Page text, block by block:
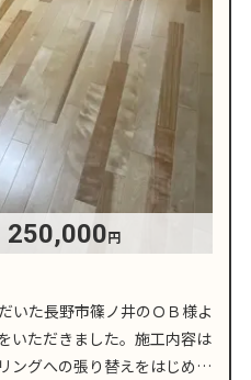
250,000円
いた長野市篠ノ井のＯＢ様よ
いただきました。施工内容は
ングへの張り替えをはじめと